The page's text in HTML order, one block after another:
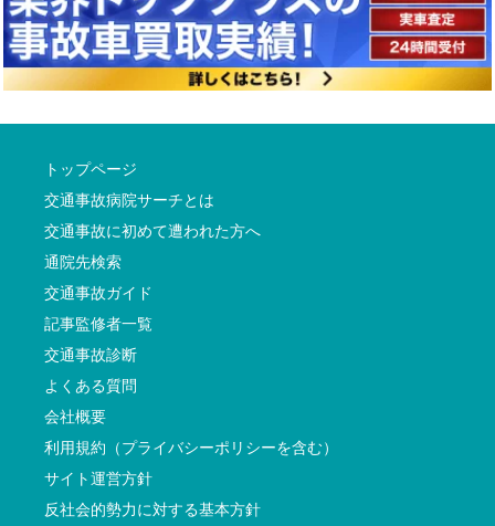
トップページ
交通事故病院サーチとは
交通事故に初めて遭われた方へ
通院先検索
交通事故ガイド
記事監修者一覧
交通事故診断
よくある質問
会社概要
利用規約（プライバシーポリシーを含む）
サイト運営方針
反社会的勢力に対する基本方針